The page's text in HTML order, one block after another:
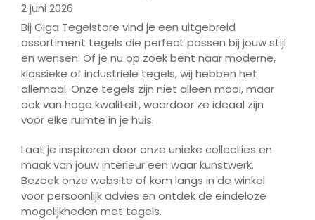
2 juni 2026
Bij Giga Tegelstore vind je een uitgebreid
assortiment tegels die perfect passen bij jouw stijl
en wensen. Of je nu op zoek bent naar moderne,
klassieke of industriële tegels, wij hebben het
allemaal. Onze tegels zijn niet alleen mooi, maar
ook van hoge kwaliteit, waardoor ze ideaal zijn
voor elke ruimte in je huis.
Laat je inspireren door onze unieke collecties en
maak van jouw interieur een waar kunstwerk.
Bezoek onze website of kom langs in de winkel
voor persoonlijk advies en ontdek de eindeloze
mogelijkheden met tegels.